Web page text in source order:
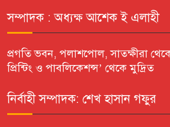
সম্পাদক : অধ্যক্ষ আশেক ই এলাহী
প্রগতি ভবন, পলাশপোল, সাতক্ষীরা
প্রিন্টিং ও পাবলিকেশন্স’ থেকে মুদ্রিত
নির্বাহী সম্পাদক: শেখ হাসান গফুর